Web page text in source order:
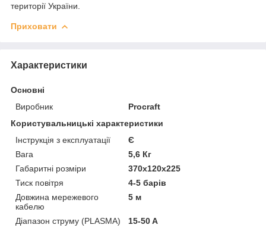
території України.
Приховати
Характеристики
Основні
Виробник
Procraft
Користувальницькі характеристики
Інструкція з експлуатації
Є
Вага
5,6 Кг
Габаритні розміри
370х120х225
Тиск повітря
4-5 барів
Довжина мережевого
кабелю
5 м
Діапазон струму (PLASMA)
15-50 A